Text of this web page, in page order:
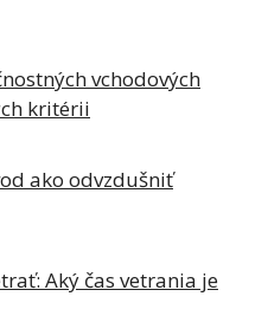
vchodových
kritérii
ako odvzdušniť
Aký čas vetrania je